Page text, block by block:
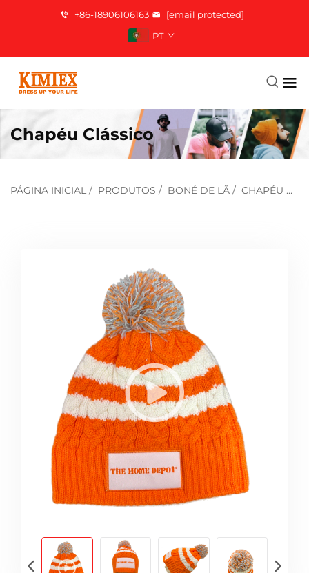
+86-18906106163
[email protected]
PT
Chapéu Clássico
PÁGINA INICIAL / PRODUTOS / BONÉ DE LÃ / CHAPÉU CLÁSSICO